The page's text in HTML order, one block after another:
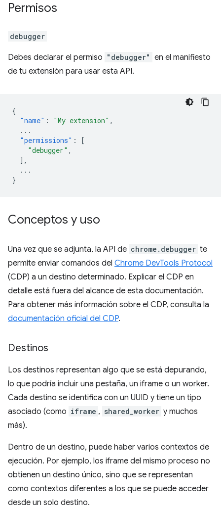
Permisos
debugger
Debes declarar el permiso "debugger" en el manifiesto
de tu extensión para usar esta API.
{
"name" : "My extension" ,
...
"permissions" :
[
"debugger" ,
],
...
}
Conceptos y uso
Una vez que se adjunta, la API de chrome.debugger te
permite enviar comandos del Chrome DevTools Protocol
(CDP) a un destino determinado. Explicar el CDP en
detalle está fuera del alcance de esta documentación.
Para obtener más información sobre el CDP, consulta la
documentación oficial del CDP.
Destinos
Los destinos representan algo que se está depurando,
lo que podría incluir una pestaña, un iframe o un worker.
Cada destino se identifica con un UUID y tiene un tipo
asociado (como iframe , shared_worker y muchos
más).
Dentro de un destino, puede haber varios contextos de
ejecución. Por ejemplo, los iframe del mismo proceso no
obtienen un destino único, sino que se representan
como contextos diferentes a los que se puede acceder
desde un solo destino.